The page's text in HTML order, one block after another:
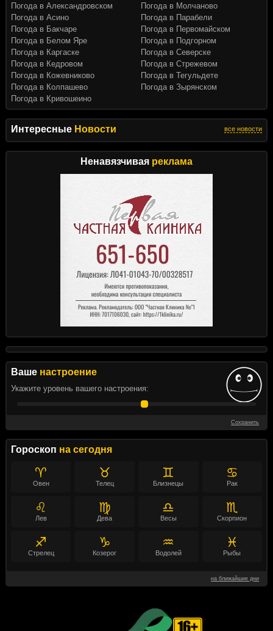
Интересные Новости все новости
Ненавязчивая реклама
Ваше настроение
Укажите уровень вашего настроения:
Сохранить
Гороскоп на сегодня
♈
Овен
♉
Телец
♊
Близнецы
♋
Рак
♌
Лев
♍
Дева
♎
Весы
♏
Скорпион
♐
Стрелец
♑
Козерог
♒
Водолей
♓
Рыбы
на ближайшие дни
Погода в Александровском
Погода в Асино
Погода в Бакчаре
Погода в Белом Яре
Погода в Каргаске
Погода в Кедровом
Погода в Кожевниково
Погода в Колпашево
Погода в Кривошеино
Погода в Молчаново
Погода в Парабели
Погода в Первомайском
Погода в Подгорном
Погода в Северске
Погода в Стрежевом
Погода в Тегульдете
Погода в Зырянском